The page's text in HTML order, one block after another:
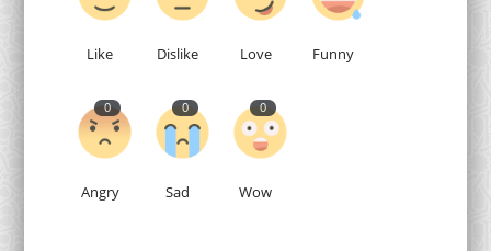
Like Dislike Love Funny
0
Angry
0
Sad
0
Wow